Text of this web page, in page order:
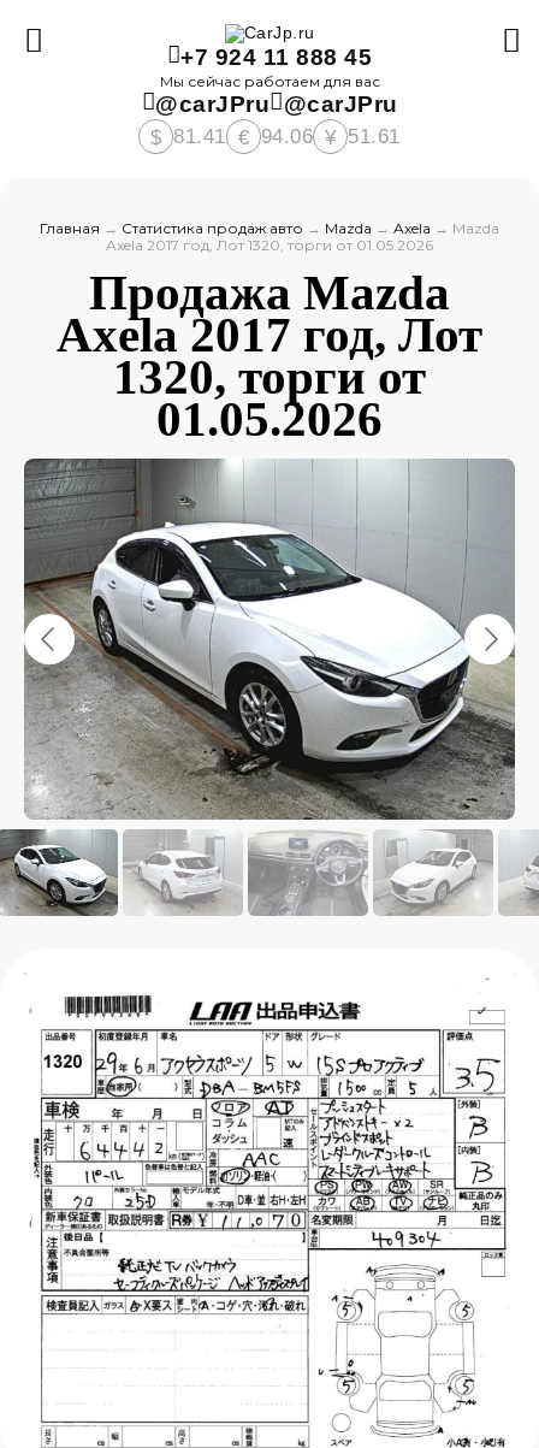
+7 924 11 888 45
Мы сейчас работаем для вас
@carJPru @carJPru
$ 81.41 € 94.06 ¥ 51.61
Главная → Статистика продаж авто → Mazda → Axela → Mazda
Axela 2017 год, Лот 1320, торги от 01.05.2026
Продажа Mazda
Axela 2017 год, Лот
1320, торги от
01.05.2026